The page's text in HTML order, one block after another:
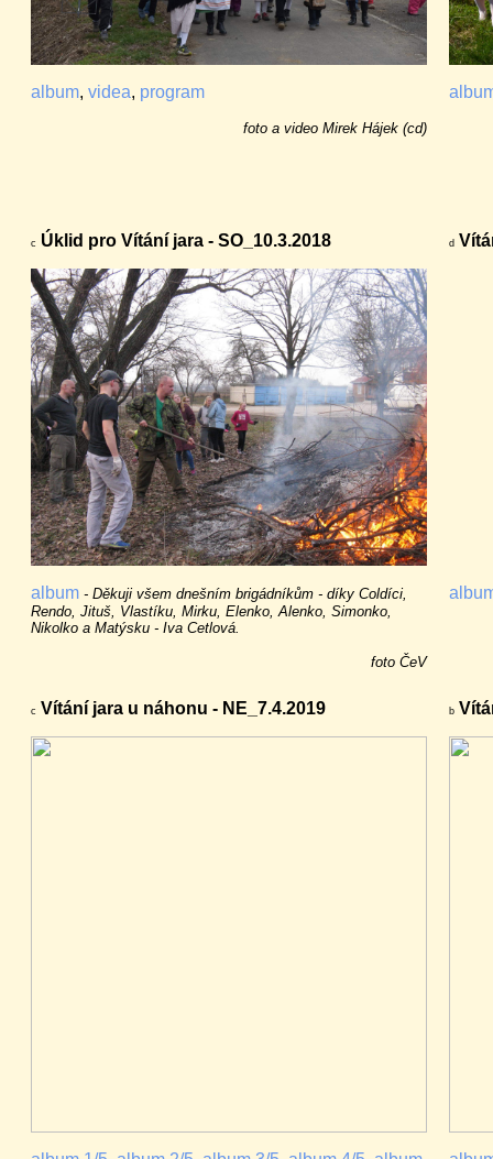
album, videa, program
foto a video Mirek Hájek (cd)
c Úklid pro Vítání jara - SO_10.3.2018
album - Děkuji všem dnešním brigádníkům - díky Coldíci,
Rendo, Jituš, Vlastíku, Mirku, Elenko, Alenko, Simonko,
Nikolko a Matýsku - Iva Cetlová.
foto ČeV
d
c Vítání jara u náhonu - NE_7.4.2019 b